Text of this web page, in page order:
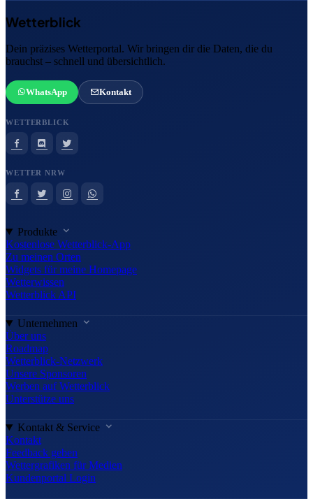
Wetterblick
Dein präzises Wetterportal. Wir bringen dir die Daten, die du
brauchst – schnell und übersichtlich.
WhatsApp Kontakt
WETTERBLICK
WETTER NRW
Produkte
Kostenlose Wetterblick-App
Zu meinen Orten
Widgets für meine Homepage
Wetterwissen
Wetterblick API
Unternehmen
Über uns
Roadmap
Wetterblick-Netzwerk
Unsere Sponsoren
Werben auf Wetterblick
Unterstütze uns
Kontakt & Service
Kontakt
Feedback geben
Wettergrafiken für Medien
Kundenportal Login